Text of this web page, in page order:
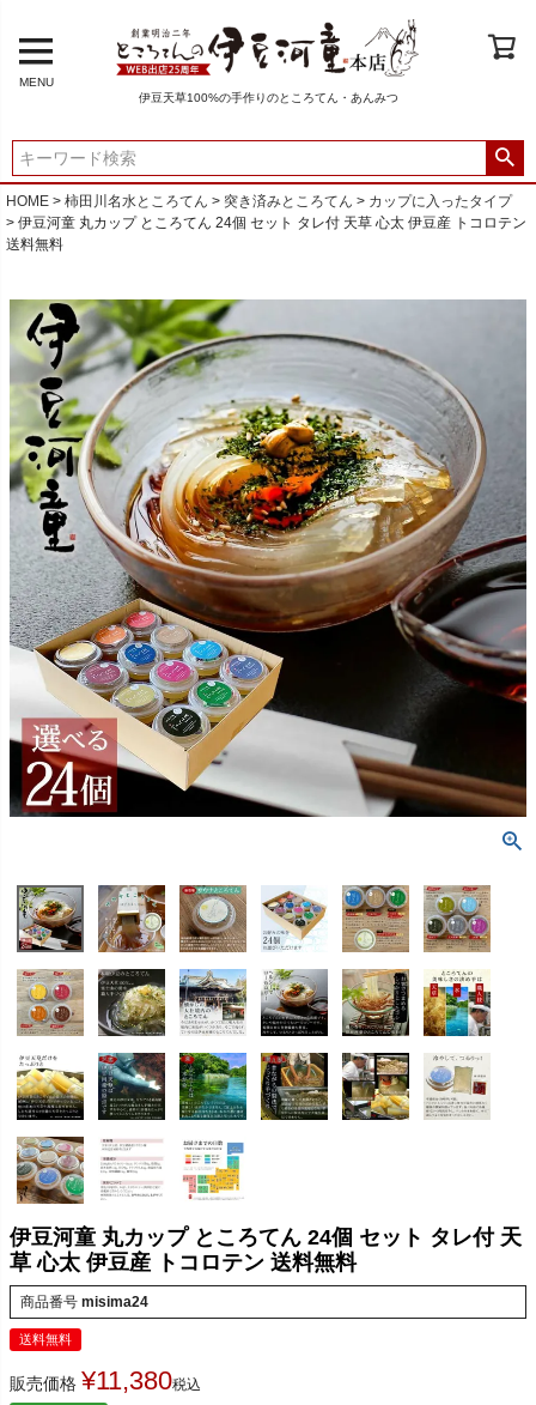
MENU
伊豆天草100%の手作りのところてん・あんみつ
HOME 柿田川名水ところてん 突き済みところてん
カップに入ったタイプ
伊豆河童 丸カップ ところてん 24個 セット タレ付 天草 心太 伊豆産 トコロテン
送料無料
伊豆河童 丸カップ ところてん 24個 セット タレ付 天
草 心太 伊豆産 トコロテン 送料無料
商品番号 misima24
送料無料
販売価格 ¥11,380税込